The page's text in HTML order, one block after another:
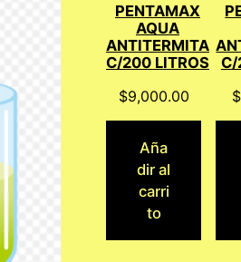
PENTAMAX
AQUA
ANTITERMITA
C/200 LITROS
$9,000.00
Aña
dir al
carri
to
C/
$